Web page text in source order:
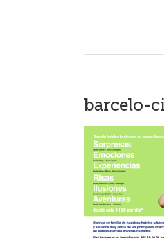
barcelo-